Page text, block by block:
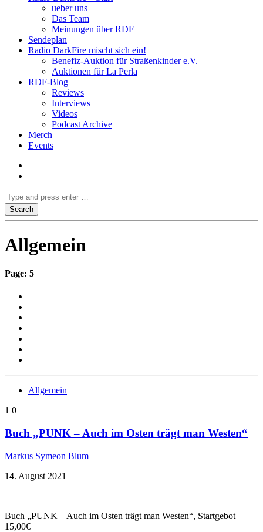
ueber uns
Das Team
Meinungen über RDF
Sendeplan
Radio DarkFire mischt sich ein!
Benefiz-Auktion für Straßenkinder e.V.
Auktionen für La Perla
RDF-Blog
Reviews
Interviews
Videos
Podcast Archive
Merch
Events
Allgemein
Page: 5
Allgemein
1 0
Buch „PUNK – Auch im Osten trägt man Westen“
Markus Symeon Blum
14. August 2021
Buch „PUNK – Auch im Osten trägt man Westen“, Startgebot
15,00€